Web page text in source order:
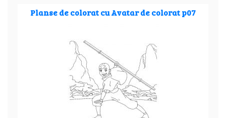
Planse de colorat cu Avatar de colorat p07